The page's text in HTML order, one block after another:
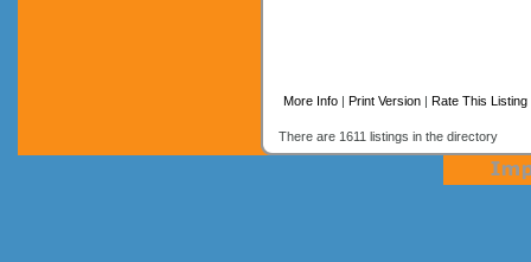
More Info | Print Version | Rate This Listing
There are 1611 listings in the directory